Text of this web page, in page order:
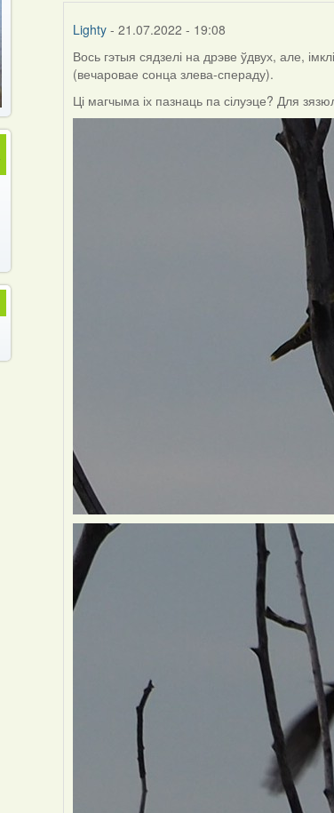
Lighty - 21.07.2022 - 19:08
Вось гэтыя сядзелі на дрэве ўдвух, але,
(вечаровае сонца злева-спераду).
Ці магчыма іх пазнаць па сілуэце? Для